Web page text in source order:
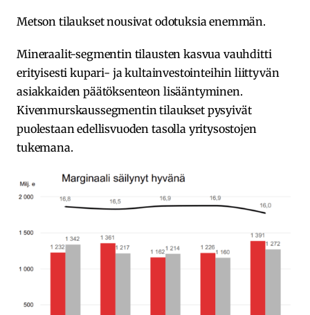
Metson tilaukset nousivat odotuksia enemmän.
Mineraalit-segmentin tilausten kasvua vauhditti
erityisesti kupari- ja kultainvestointeihin liittyvän
asiakkaiden päätöksenteon lisääntyminen.
Kivenmurskaussegmentin tilaukset pysyivät
puolestaan edellisvuoden tasolla yritysostojen
tukemana.